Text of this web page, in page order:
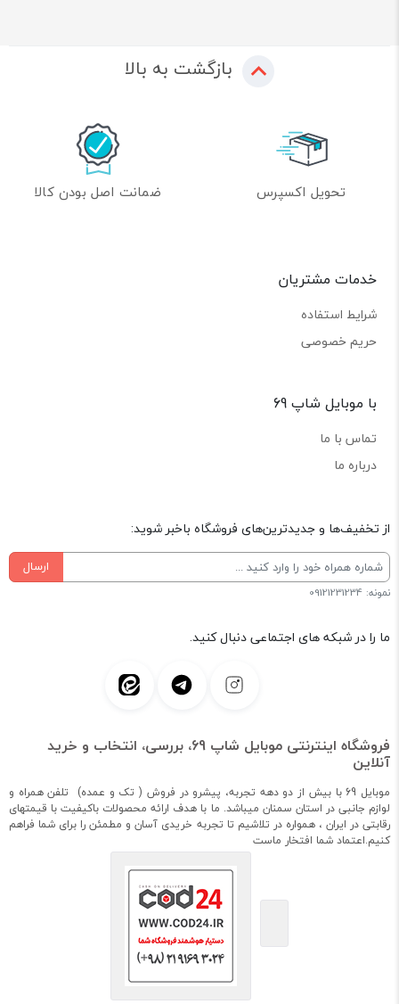
بازگشت به بالا
تحویل اکسپرس ضمانت اصل بودن کالا
خدمات مشتریان
شرایط استفاده
حریم خصوصی
با موبایل شاپ 69
تماس با ما
درباره ما
از تخفیف‌ها و جدیدترین‌های فروشگاه باخبر شوید:
ارسال
نمونه: 09121231234
ما را در شبکه های اجتماعی دنبال کنید.
فروشگاه اینترنتی موبایل شاپ 69، بررسی، انتخاب و خرید
آنلاین
موبایل 69 با بیش از دو دهه تجربه، پیشرو در فروش ( تک و عمده) تلفن همراه و
لوازم جانبی در استان سمنان میباشد. ما با هدف ارائه محصولات باکیفیت با قیمتهای
رقابتی در ایران ، همواره در تلاشیم تا تجربه خریدی آسان و مطمئن را برای شما فراهم
کنیم.اعتماد شما افتخار ماست